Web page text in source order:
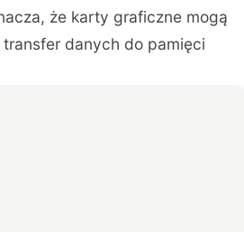
że karty graficzne mogą
danych do pamięci